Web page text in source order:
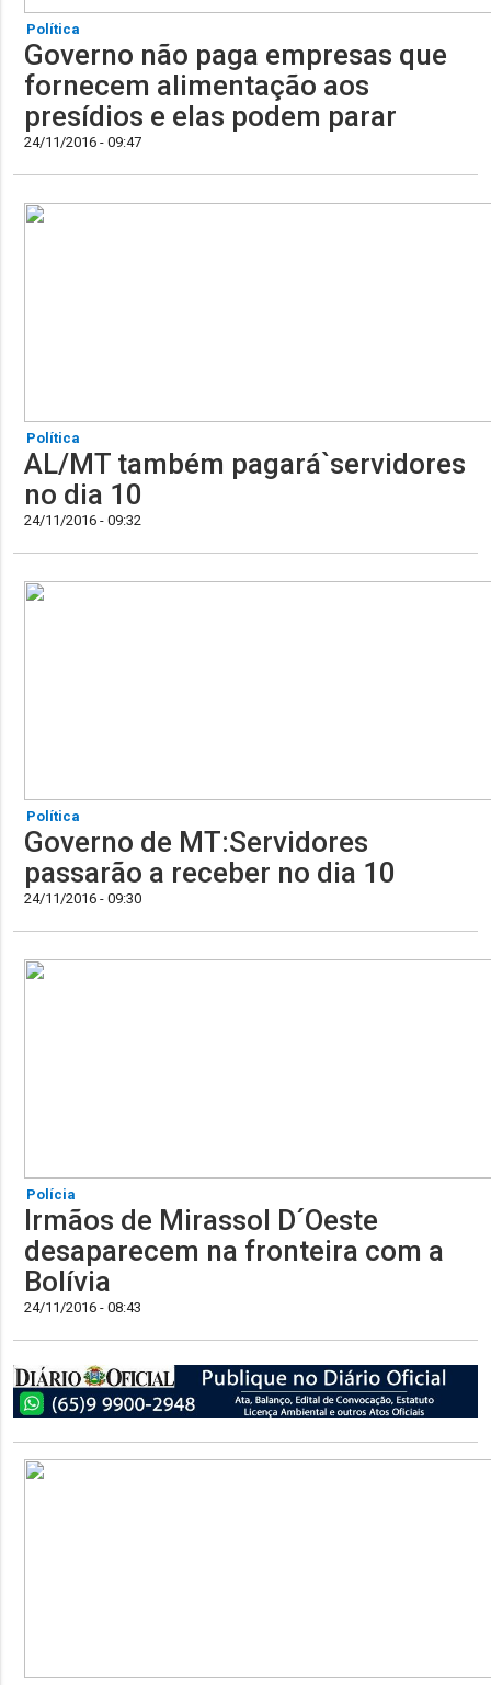
Política
Governo não paga empresas que
fornecem alimentação aos
presídios e elas podem parar
24/11/2016 - 09:47
Política
AL/MT também pagará`servidores
no dia 10
24/11/2016 - 09:32
Política
Governo de MT:Servidores
passarão a receber no dia 10
24/11/2016 - 09:30
Polícia
Irmãos de Mirassol D´Oeste
desaparecem na fronteira com a
Bolívia
24/11/2016 - 08:43